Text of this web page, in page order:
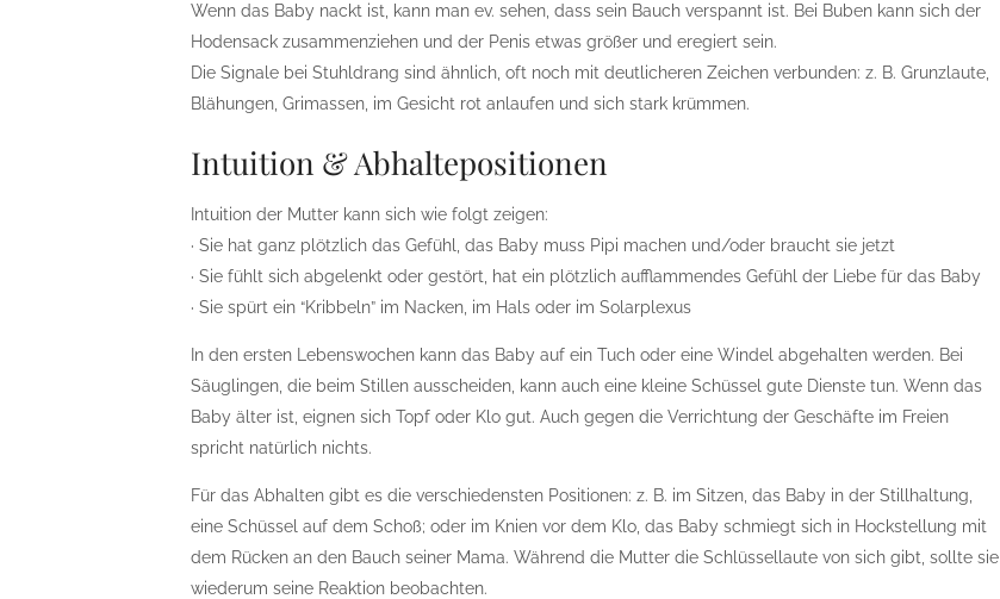
Wenn das Baby nackt ist, kann man ev. sehen, dass sein Bauch verspannt ist. Bei Buben kann sich der
Hodensack zusammenziehen und der Penis etwas größer und eregiert sein.
Die Signale bei Stuhldrang sind ähnlich, oft noch mit deutlicheren Zeichen verbunden: z. B. Grunzlaute,
Blähungen, Grimassen, im Gesicht rot anlaufen und sich stark krümmen.
Intuition & Abhaltepositionen
Intuition der Mutter kann sich wie folgt zeigen:
· Sie hat ganz plötzlich das Gefühl, das Baby muss Pipi machen und/oder braucht sie jetzt
· Sie fühlt sich abgelenkt oder gestört, hat ein plötzlich aufflammendes Gefühl der Liebe für das Baby
· Sie spürt ein “Kribbeln” im Nacken, im Hals oder im Solarplexus
In den ersten Lebenswochen kann das Baby auf ein Tuch oder eine Windel abgehalten werden. Bei
Säuglingen, die beim Stillen ausscheiden, kann auch eine kleine Schüssel gute Dienste tun. Wenn das
Baby älter ist, eignen sich Topf oder Klo gut. Auch gegen die Verrichtung der Geschäfte im Freien
spricht natürlich nichts.
Für das Abhalten gibt es die verschiedensten Positionen: z. B. im Sitzen, das Baby in der Stillhaltung,
eine Schüssel auf dem Schoß; oder im Knien vor dem Klo, das Baby schmiegt sich in Hockstellung mit
dem Rücken an den Bauch seiner Mama. Während die Mutter die Schlüssellaute von sich gibt, sollte sie
wiederum seine Reaktion beobachten.